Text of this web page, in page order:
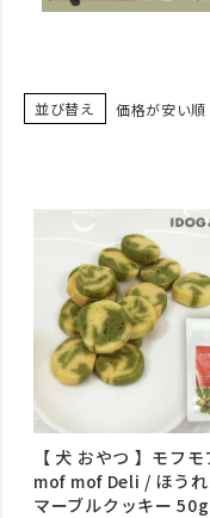
並び替え 価格が安い順
【 犬 おやつ 】モフモ
mof mof Deli / ほう
マーブルクッキー 50g